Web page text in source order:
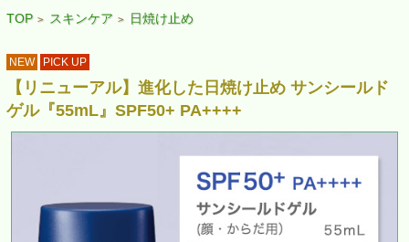
TOP > スキンケア > 日焼け止め
NEW PICK UP
【リニューアル】進化した日焼け止め サンシールド
ゲル『55mL』SPF50+ PA++++